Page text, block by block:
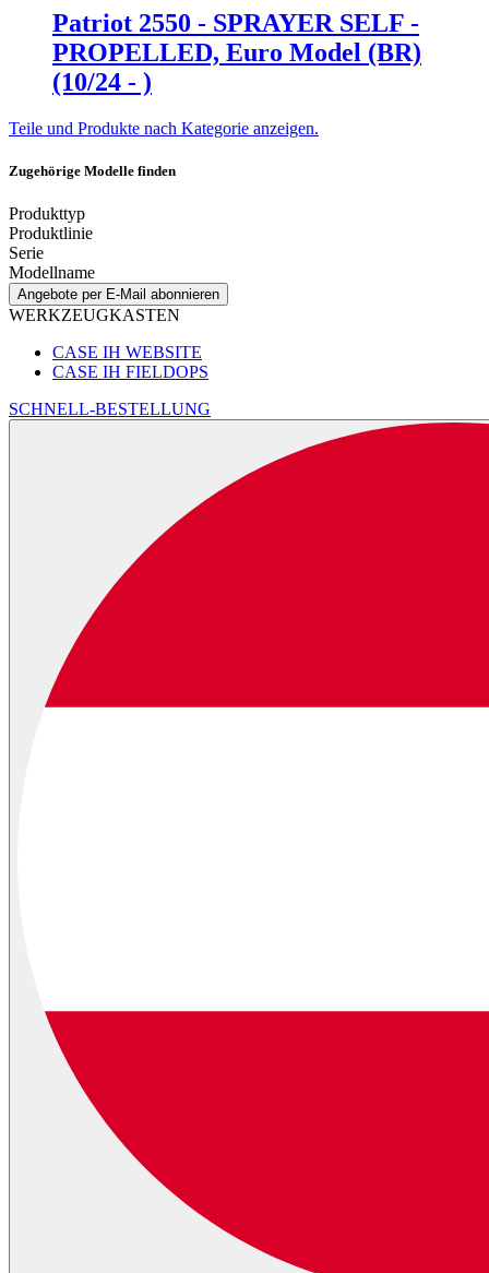
Patriot 2550 - SPRAYER SELF -
PROPELLED, Euro Model (BR)
(10/24 - )
Teile und Produkte nach Kategorie anzeigen.
Zugehörige Modelle finden
Produkttyp
Produktlinie
Serie
Modellname
Angebote per E-Mail abonnieren
WERKZEUGKASTEN
CASE IH WEBSITE
CASE IH FIELDOPS
SCHNELL-BESTELLUNG